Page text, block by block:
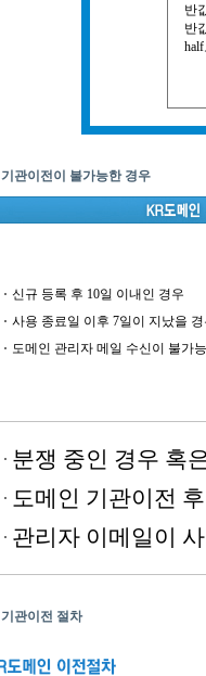
기관이전이 불가능한 경우
신규 등록 후 10일 이내인 경우
사용 종료일 이후 7일이 지났을 경
도메인 관리자 메일 수신이 불가
분쟁 중인 경우 혹
도메인 기관이전
관리자 이메일이
기관이전 절차